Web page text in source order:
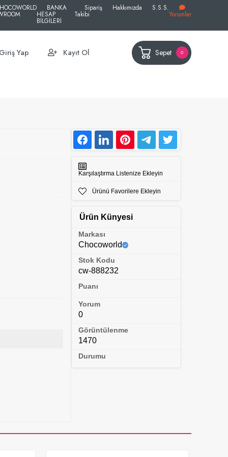
BANKA
HESAP
BİLGİLERİ
Sipariş
Takibi
Hakkımızda S.S.S.
Yorumlar
Giriş Yap Kayıt Ol Sepet 0
Karşılaştırma Listenize Ekleyin
Ürünü Favorilere Ekleyin
Ürün Künyesi
Markası
Chocoworld
Stok Kodu
cw-888232
Puanı
Yorum
0
Görüntülenme
1470
Durumu